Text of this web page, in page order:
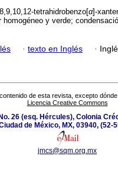
tetrahidrobenzo[α]-
homogéneo y verde;
· texto en Inglés ·
de esta revista, excepto
Licencia Creative Commons
26 (esq. Hércules), Colonia
de México, MX, 03940, (52-
jmcs@sqm.org.mx